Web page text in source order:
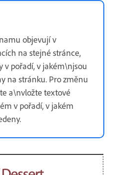
objevují v
na stejné stránce,
v pořadí, v jakém\njsou
na stránku. Pro změnu
a\nvložte textové
v pořadí, v jakém